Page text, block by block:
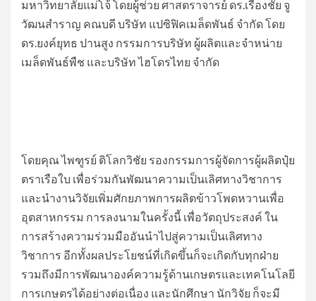
มหาวิทยาลัยแม่โจ้ โดยผู้ช่วย ศาสตราจารย์ ดร.เรืองชัย จู
วัฒนสำราญ คณบดี บริษัท แปซิฟิคเมล็ดพันธ์ จำกัด โดย
ดร.ยงค์ยุทธ ปานสูง กรรมการบริษัท ผู้ผลิตและจำหน่าย
เมล็ดพันธ์พืช และบริษัท ไฮโดรไทย จำกัด
โดยคุณ ไพฑูรย์ ติโลกวิชัย รองกรรมการผู้จัดการผู้ผลิตปุ๋ย
ตราเรือใบ เพื่อร่วมกันพัฒนาความเป็นเลิศทางวิชาการ
และนำงานวิจัยเพิ่มศักยภาพการผลิตข้าวโพดหวานเพื่อ
อุตสาหกรรม การลงนามในครั้งนี้ เพื่อวัตถุประสงค์ ใน
การสร้างความร่วมมืออันนำไปสู่ความเป็นเลิศทาง
วิชาการ อีกทั้งผลประโยชน์ที่เกิดขึ้นก็จะเกิดกับทุกฝ่าย
รวมถึงมีการพัฒนาองค์ความรู้ด้านเกษตรและเทคโนโลยี
การเกษตรได้อย่างต่อเนื่อง และนักศึกษา นักวิจัย ก็จะมี